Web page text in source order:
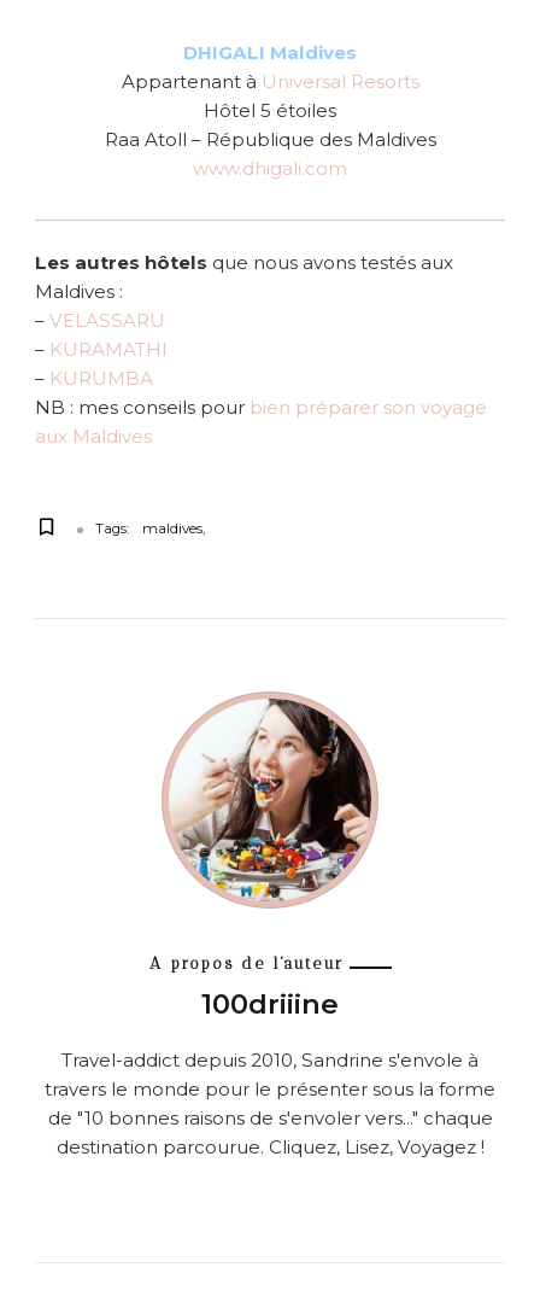
DHIGALI Maldives
Appartenant à Universal Resorts
Hôtel 5 étoiles
Raa Atoll – République des Maldives
www.dhigali.com
Les autres hôtels que nous avons testés aux
Maldives :
– VELASSARU
– KURAMATHI
– KURUMBA
NB : mes conseils pour bien préparer son voyage
aux Maldives
Tags: maldives
A propos de l'auteur
100driiine
Travel-addict depuis 2010, Sandrine s'envole à
travers le monde pour le présenter sous la forme
de "10 bonnes raisons de s'envoler vers..." chaque
destination parcourue. Cliquez, Lisez, Voyagez !